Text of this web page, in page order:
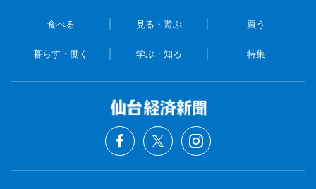
食べる 見る・遊ぶ 買う
暮らす・働く 学ぶ・知る 特集